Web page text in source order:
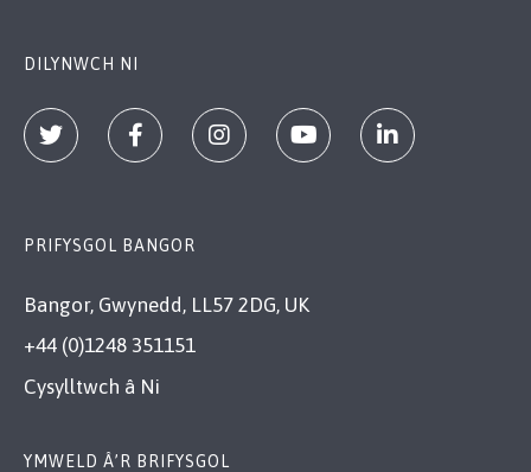
DILYNWCH NI
PRIFYSGOL BANGOR
Bangor, Gwynedd, LL57 2DG, UK
+44 (0)1248 351151
Cysylltwch â Ni
YMWELD Â’R BRIFYSGOL